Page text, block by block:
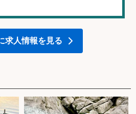
求人情報を見る